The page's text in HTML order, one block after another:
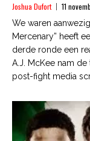
Joshua Dufort 11
We waren
Mercenary” heeft
derde ronde een
A.J. McKee nam
post-fight media